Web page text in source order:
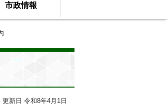
市政情報
新日 令和8年4月1日